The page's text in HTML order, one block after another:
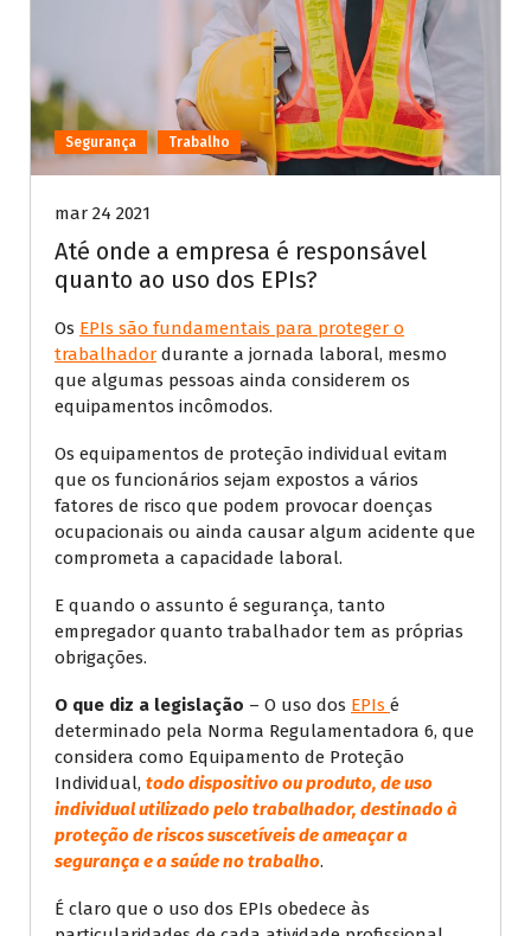
Segurança Trabalho
mar 24 2021
Até onde a empresa é responsável
quanto ao uso dos EPIs?
Os EPIs são fundamentais para proteger o
trabalhador durante a jornada laboral, mesmo
que algumas pessoas ainda considerem os
equipamentos incômodos.
Os equipamentos de proteção individual evitam
que os funcionários sejam expostos a vários
fatores de risco que podem provocar doenças
ocupacionais ou ainda causar algum acidente que
comprometa a capacidade laboral.
E quando o assunto é segurança, tanto
empregador quanto trabalhador tem as próprias
obrigações.
O que diz a legislação – O uso dos EPIs é
determinado pela Norma Regulamentadora 6, que
considera como Equipamento de Proteção
Individual, todo dispositivo ou produto, de uso
individual utilizado pelo trabalhador, destinado à
proteção de riscos suscetíveis de ameaçar a
segurança e a saúde no trabalho.
É claro que o uso dos EPIs obedece às